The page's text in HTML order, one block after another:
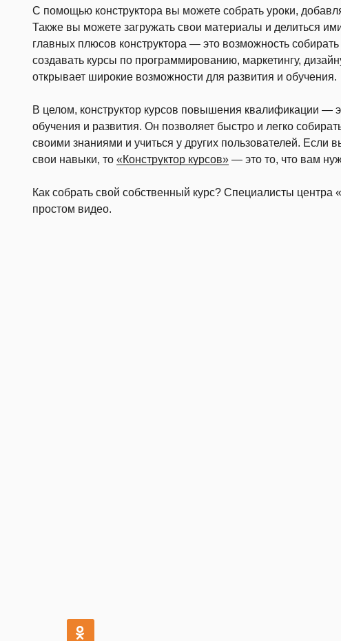
С помощью конструктора вы можете собрать уроки,
Также вы можете загружать свои материалы и делиться
главных плюсов конструктора — это возможность
создавать курсы по программированию, маркетингу,
открывает широкие возможности для развития и обучения.
В целом, конструктор курсов повышения квалификации —
обучения и развития. Он позволяет быстро и легко
своими знаниями и учиться у других пользователей. Если
свои навыки, то «Конструктор курсов» — это то, что вам
Как собрать свой собственный курс? Специалисты центра
простом видео.